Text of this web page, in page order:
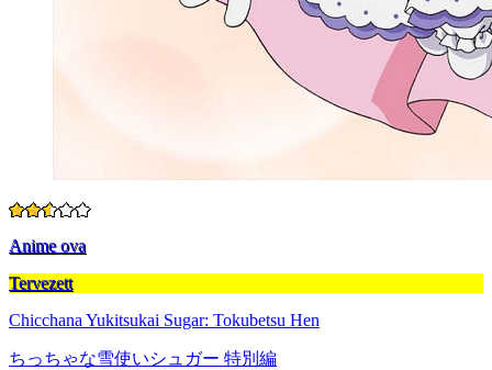
Anime ova
Tervezett
Chicchana Yukitsukai Sugar: Tokubetsu Hen
ちっちゃな雪使いシュガー 特別編